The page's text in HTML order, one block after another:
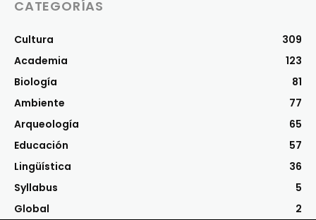
CATEGORÍAS
Cultura
309
Academia
123
Biología
81
Ambiente
77
Arqueología
65
Educación
57
Lingüística
36
Syllabus
5
Global
2